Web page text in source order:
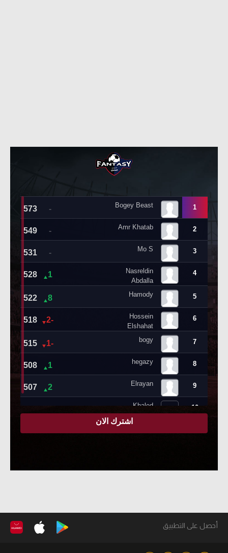
أحصل على التطبيق